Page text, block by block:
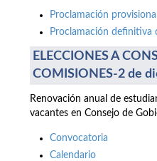
Proclamación
Proclamación definitiva
ELECCIONES A
COMISIONES-2 de
Renovación anual de
vacantes en Consejo de
Convocatoria
Calendario